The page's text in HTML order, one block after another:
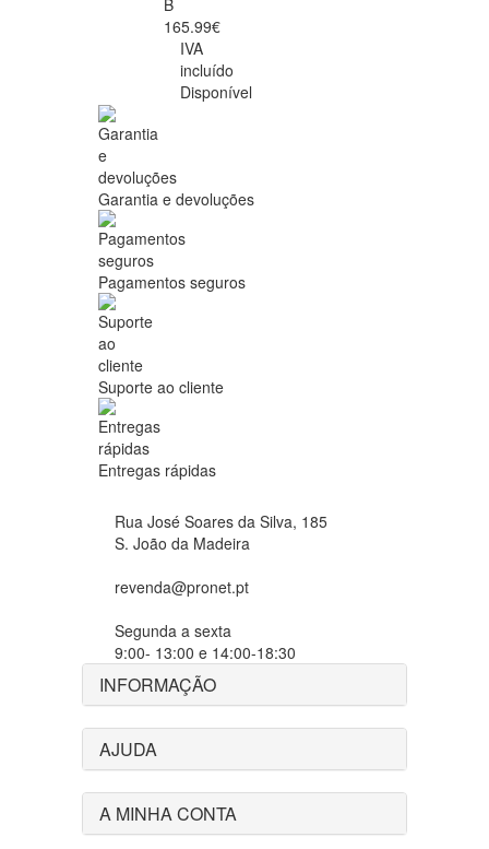
B
165.99€
IVA
incluído
Disponível
Garantia e devoluções
Pagamentos seguros
Suporte ao cliente
Entregas rápidas
Rua José Soares da Silva, 185
S. João da Madeira
revenda@pronet.pt
Segunda a sexta
9:00- 13:00 e 14:00-18:30
INFORMAÇÃO
AJUDA
A MINHA CONTA